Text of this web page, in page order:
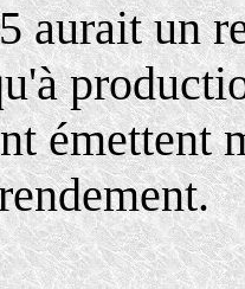
aurait un
émettent